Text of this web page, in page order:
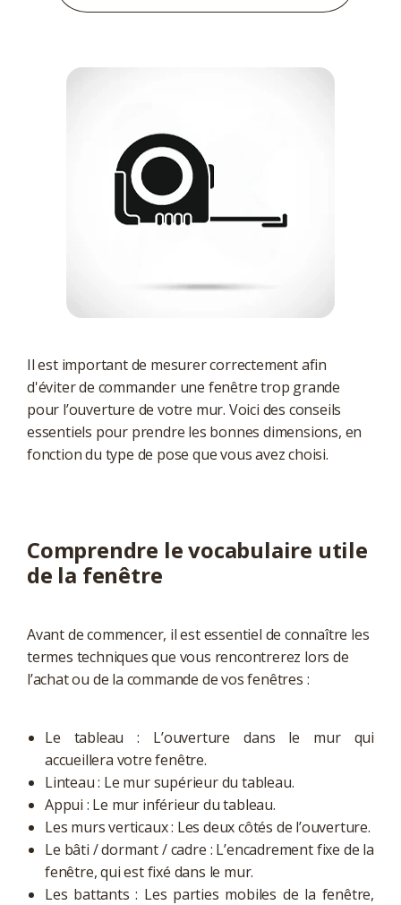
Il est important de mesurer correctement afin
d'éviter de commander une fenêtre trop grande
pour l’ouverture de votre mur. Voici des conseils
essentiels pour prendre les bonnes dimensions, en
fonction du type de pose que vous avez choisi.
Comprendre le vocabulaire utile
de la fenêtre
Avant de commencer, il est essentiel de connaître les
termes techniques que vous rencontrerez lors de
l’achat ou de la commande de vos fenêtres :
Le tableau : L’ouverture dans le mur qui
accueillera votre fenêtre.
Linteau : Le mur supérieur du tableau.
Appui : Le mur inférieur du tableau.
Les murs verticaux : Les deux côtés de l’ouverture.
Le bâti / dormant / cadre : L’encadrement fixe de la
fenêtre, qui est fixé dans le mur.
Les battants : Les parties mobiles de la fenêtre,